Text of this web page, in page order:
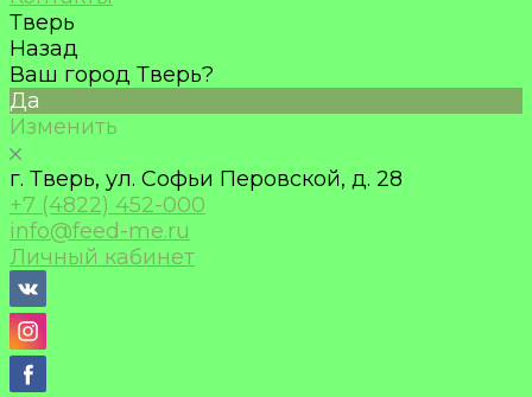
Тверь
Назад
Ваш город Тверь?
Да
Изменить
г. Тверь, ул. Софьи Перовской, д. 28
+7 (4822) 452-000
info@feed-me.ru
Личный кабинет